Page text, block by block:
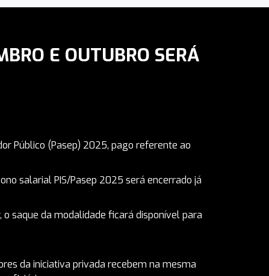
E OUTUBRO SERÁ
Público (Pasep) 2025, pago referente ao
salarial PIS/Pasep 2025 será encerrado já
saque da modalidade ficará disponível para
da iniciativa privada recebem na mesma